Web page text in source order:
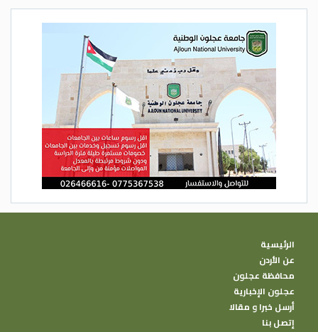
الرئيسية
عن الأردن
محافظة عجلون
عجلون الإخبارية
أرسل خبرا و مقالا
إتصل بنا